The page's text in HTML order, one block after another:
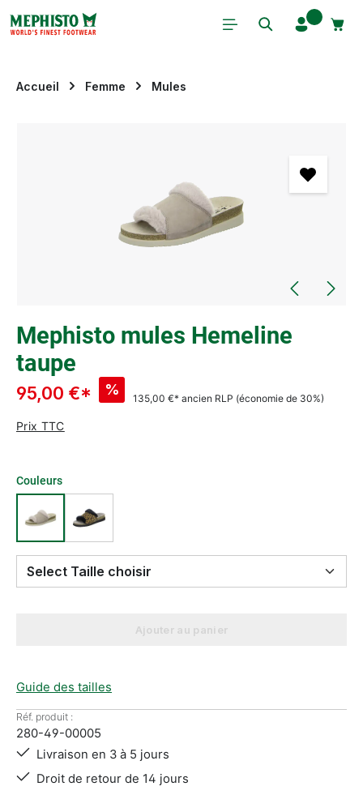
Passer au contenu principal
Accueil Femme Mules
Mephisto mules Hemeline
taupe
95,00 €* %
135,00 €* ancien RLP (économie de 30%)
Prix TTC
Couleurs
Select Taille choisir
Ajouter au panier
Guide des tailles
Réf. produit :
280-49-00005
Livraison en 3 à 5 jours
Droit de retour de 14 jours